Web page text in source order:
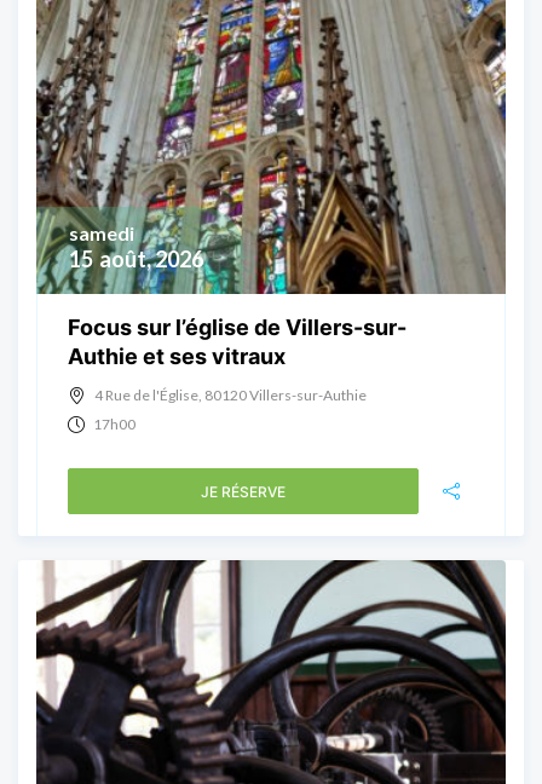
15 août, 2026
samedi
Focus sur l’église de Villers-sur-
Authie et ses vitraux
4 Rue de l'Église, 80120 Villers-sur-Authie
17h00
JE RÉSERVE